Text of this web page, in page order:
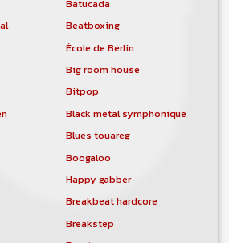
Batucada
Beatboxing
École de Berlin
Big room house
Bitpop
Black metal symphonique
Blues touareg
Boogaloo
Happy gabber
Breakbeat hardcore
Breakstep